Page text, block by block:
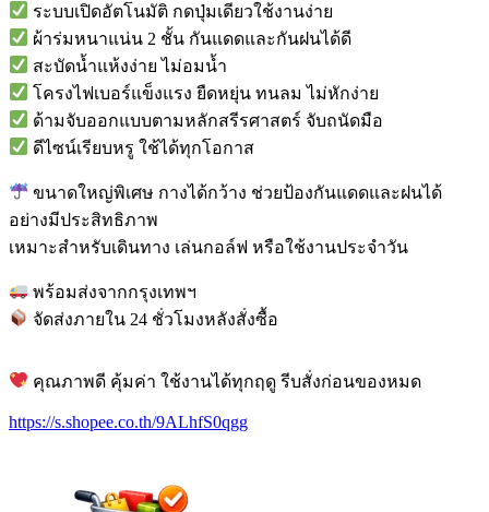
ระบบเปิดอัตโนมัติ กดปุ่มเดียวใช้งานง่าย
ผ้าร่มหนาแน่น 2 ชั้น กันแดดและกันฝนได้ดี
สะบัดน้ำแห้งง่าย ไม่อมน้ำ
โครงไฟเบอร์แข็งแรง ยืดหยุ่น ทนลม ไม่หักง่าย
ด้ามจับออกแบบตามหลักสรีรศาสตร์ จับถนัดมือ
ดีไซน์เรียบหรู ใช้ได้ทุกโอกาส
ขนาดใหญ่พิเศษ กางได้กว้าง ช่วยป้องกันแดดและฝนได้
อย่างมีประสิทธิภาพ
เหมาะสำหรับเดินทาง เล่นกอล์ฟ หรือใช้งานประจำวัน
พร้อมส่งจากกรุงเทพฯ
จัดส่งภายใน 24 ชั่วโมงหลังสั่งซื้อ
คุณภาพดี คุ้มค่า ใช้งานได้ทุกฤดู รีบสั่งก่อนของหมด
https://s.shopee.co.th/9ALhfS0qgg